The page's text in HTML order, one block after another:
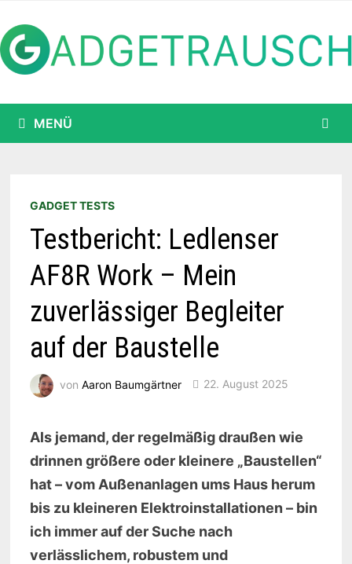
Inhalt
springen
MENÜ
GADGET TESTS
Testbericht: Ledlenser
AF8R Work – Mein
zuverlässiger Begleiter
auf der Baustelle
von Aaron Baumgärtner 22. August 2025
Als jemand, der regelmäßig draußen wie
drinnen größere oder kleinere „Baustellen“
hat – vom Außenanlagen ums Haus herum
bis zu kleineren Elektroinstallationen – bin
ich immer auf der Suche nach
verlässlichem, robustem und